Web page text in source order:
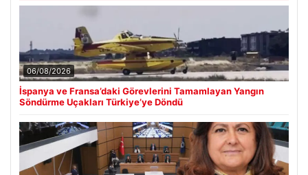
06/08/2026
İspanya ve Fransa’daki Görevlerini Tamamlayan Yangın
Söndürme Uçakları Türkiye’ye Döndü